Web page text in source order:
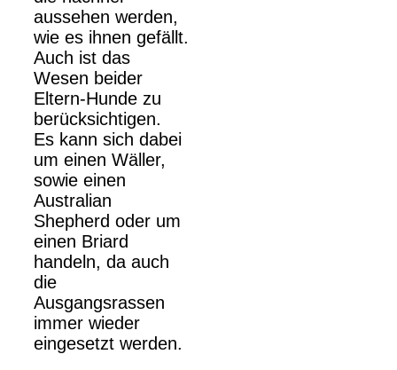
aussehen werden,
wie es ihnen gefällt.
Auch ist das
Wesen beider
Eltern-Hunde zu
berücksichtigen.
Es kann sich dabei
um einen Wäller,
sowie einen
Australian
Shepherd oder um
einen Briard
handeln, da auch
die
Ausgangsrassen
immer wieder
eingesetzt werden.